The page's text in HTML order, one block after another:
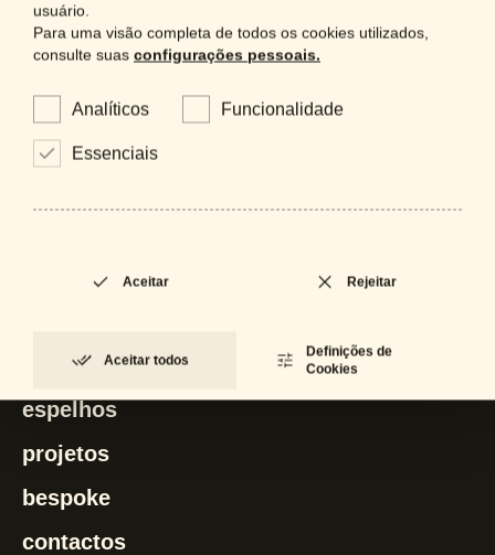
SU-0988
iluminação
espelhos
projetos
bespoke
contactos
usuário.
Para uma visão completa de todos os cookies utilizados,
consulte suas configurações pessoais.
Analíticos Funcionalidade
Essenciais
Aceitar Rejeitar
Aceitar todos
Definições de
Cookies